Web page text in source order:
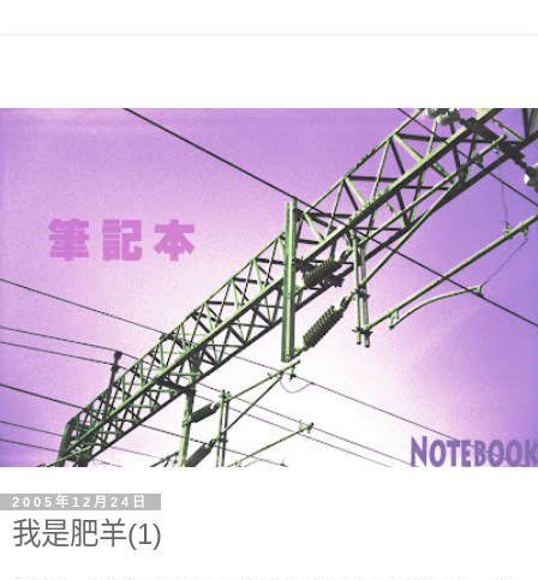
2005年12月24日
我是肥羊(1)